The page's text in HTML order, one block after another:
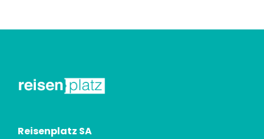
Reisenplatz SA